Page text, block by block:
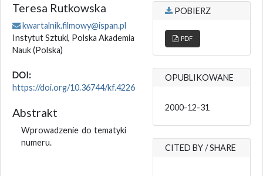
Teresa Rutkowska
kwartalnik.filmowy@ispan.pl
Instytut Sztuki, Polska Akademia
Nauk(Polska)
DOI:
https://doi.org/10.36744/kf.4226
Abstrakt
Wprowadzenie do tematyki
numeru.
POBIERZ
PDF
OPUBLIKOWANE
2000-12-31
CITED BY / SHARE